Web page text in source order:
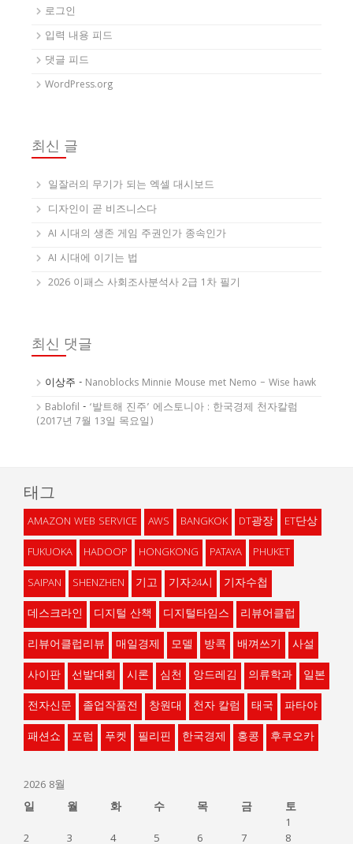
로그인
입력 내용 피드
댓글 피드
WordPress.org
최신 글
일잘러의 무기가 되는 엑셀 대시보드
디자인이 곧 비즈니스다
AI 시대의 생존 게임 주권인가 종속인가
AI 시대에 이기는 법
2026 이패스 사회조사분석사 2급 1차 필기
최신 댓글
이상주 - Nanoblocks Minnie Mouse met Nemo – Wise hawk
Bablofil - ‘발트해 진주’ 에스토니아 : 한국경제 천자칼럼
(2017년 7월 13일 목요일)
태그
AMAZON WEB SERVICE AWS BANGKOK DT광장
ET단상
FUKUOKA
HADOOP HONGKONG PATAYA
PHUKET
SAIPAN
SHENZHEN 기고 기자24시
기자수첩
데스크라인
디지털 산책 디지털타임스
리뷰어클럽
리뷰어클럽리뷰
매일경제 모델 방콕 배껴쓰기
사설
사이판
선발대회 시론 심천 앙드레김 의류학과
일본
전자신문
졸업작품전 창원대 천자 칼럼 태국
파타야
패션쇼
포럼 푸켓 필리핀 한국경제 홍콩 후쿠오카
2026 8월
일
월 화 수 목 금
토
1
2
3 4 5 6 7 8